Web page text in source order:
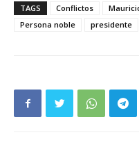
TAGS Conflictos
Persona noble
presidente